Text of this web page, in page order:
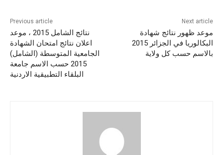
Previous article
نتائج الشامل 2015 ، موعد
اعلان نتائج امتحان الشهادة
الجامعية المتوسطة (الشامل)
2015 حسب الاسم جامعة
البلقاء التطبيقية الاردنية
Next article
موعد ظهور نتائج شهادة
البكالوريا في الجزائر 2015
بالاسم حسب كل ولاية